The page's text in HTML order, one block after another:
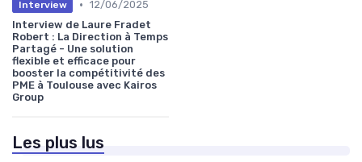
Interview • 12/06/2025
Interview de Laure Fradet
Robert : La Direction à Temps
Partagé - Une solution
flexible et efficace pour
booster la compétitivité des
PME à Toulouse avec Kairos
Group
Les plus lus